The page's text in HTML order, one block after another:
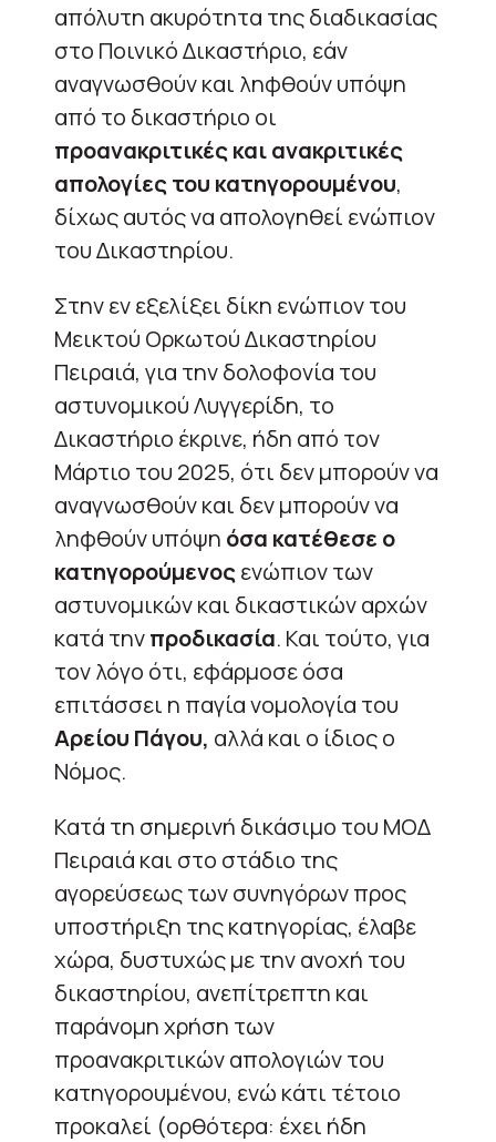
απόλυτη ακυρότητα της διαδικασίας
στο Ποινικό Δικαστήριο, εάν
αναγνωσθούν και ληφθούν υπόψη
από το δικαστήριο οι
προανακριτικές και ανακριτικές
απολογίες του κατηγορουμένου,
δίχως αυτός να απολογηθεί ενώπιον
του Δικαστηρίου.
Στην εν εξελίξει δίκη ενώπιον του
Μεικτού Ορκωτού Δικαστηρίου
Πειραιά, για την δολοφονία του
αστυνομικού Λυγγερίδη, το
Δικαστήριο έκρινε, ήδη από τον
Μάρτιο του 2025, ότι δεν μπορούν να
αναγνωσθούν και δεν μπορούν να
ληφθούν υπόψη όσα κατέθεσε ο
κατηγορούμενοςενώπιον των
αστυνομικών και δικαστικών αρχών
κατά τηνπροδικασία. Και τούτο, για
τον λόγο ότι, εφάρμοσε όσα
επιτάσσει η παγία νομολογία του
Αρείου Πάγου, αλλά και ο ίδιος ο
Νόμος.
Κατά τη σημερινή δικάσιμο του ΜΟΔ
Πειραιά και στο στάδιο της
αγορεύσεως των συνηγόρων προς
υποστήριξη της κατηγορίας, έλαβε
χώρα, δυστυχώς με την ανοχή του
δικαστηρίου, ανεπίτρεπτη και
παράνομη χρήση των
προανακριτικών απολογιών του
κατηγορουμένου, ενώ κάτι τέτοιο
προκαλεί (ορθότερα: έχει ήδη